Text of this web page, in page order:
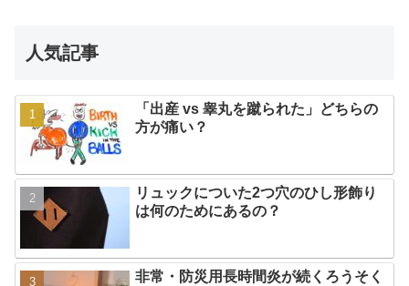
人気記事
「出産 vs 睾丸を蹴られた」どちらの
方が痛い？
リュックについた2つ穴のひし形飾り
は何のためにあるの？
非常・防災用長時間炎が続くろうそく